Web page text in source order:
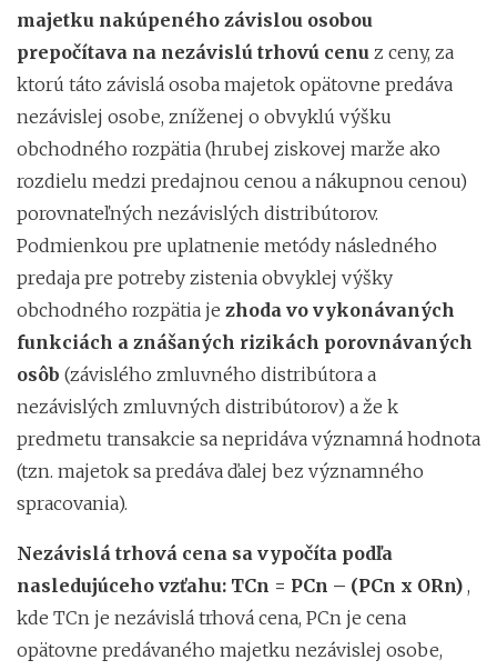
majetku nakúpeného závislou osobou
prepočítava na nezávislú trhovú cenu z ceny, za
ktorú táto závislá osoba majetok opätovne predáva
nezávislej osobe, zníženej o obvyklú výšku
obchodného rozpätia (hrubej ziskovej marže ako
rozdielu medzi predajnou cenou a nákupnou cenou)
porovnateľných nezávislých distribútorov.
Podmienkou pre uplatnenie metódy následného
predaja pre potreby zistenia obvyklej výšky
obchodného rozpätia je zhoda vo vykonávaných
funkciách a znášaných rizikách porovnávaných
osôb (závislého zmluvného distribútora a
nezávislých zmluvných distribútorov) a že k
predmetu transakcie sa nepridáva významná hodnota
(tzn. majetok sa predáva ďalej bez významného
spracovania).
Nezávislá trhová cena sa vypočíta podľa
nasledujúceho vzťahu: TCn = PCn – (PCn x ORn) ,
kde TCn je nezávislá trhová cena, PCn je cena
opätovne predávaného majetku nezávislej osobe,